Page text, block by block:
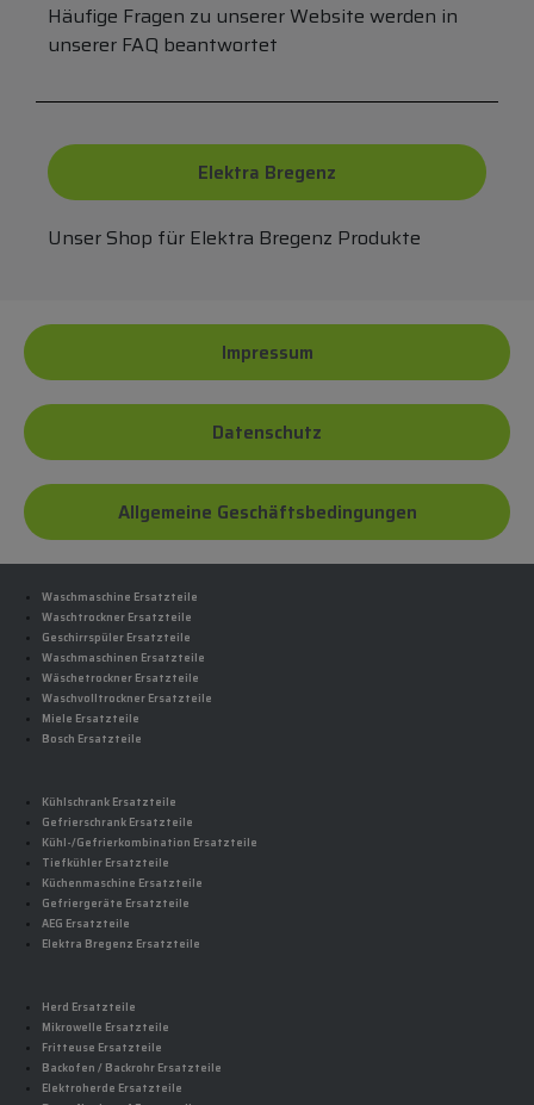
Häufige Fragen zu unserer Website werden in
unserer FAQ beantwortet
Elektra Bregenz
Unser Shop für Elektra Bregenz Produkte
Impressum
Datenschutz
Allgemeine Geschäftsbedingungen
Waschmaschine Ersatzteile
Waschtrockner Ersatzteile
Geschirrspüler Ersatzteile
Waschmaschinen Ersatzteile
Wäschetrockner Ersatzteile
Waschvolltrockner Ersatzteile
Miele Ersatzteile
Bosch Ersatzteile
Kühlschrank Ersatzteile
Gefrierschrank Ersatzteile
Kühl-/Gefrierkombination Ersatzteile
Tiefkühler Ersatzteile
Küchenmaschine Ersatzteile
Gefriergeräte Ersatzteile
AEG Ersatzteile
Elektra Bregenz Ersatzteile
Herd Ersatzteile
Mikrowelle Ersatzteile
Fritteuse Ersatzteile
Backofen / Backrohr Ersatzteile
Elektroherde Ersatzteile